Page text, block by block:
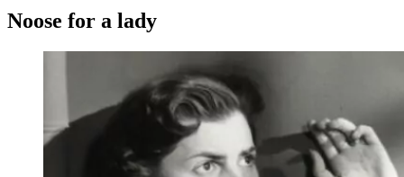
Noose for a lady